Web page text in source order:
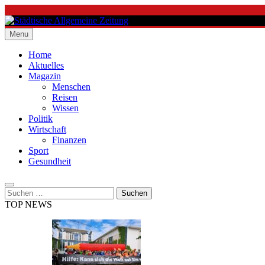
to
content
Städtische Allgemeine Zeitung
Menu
Home
Aktuelles
Magazin
Menschen
Reisen
Wissen
Politik
Wirtschaft
Finanzen
Sport
Gesundheit
Suchen
nach:
TOP NEWS